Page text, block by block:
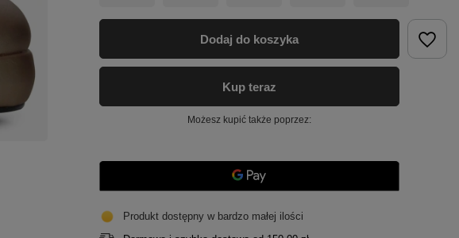
Dodaj do koszyka
Kup teraz
Możesz kupić także poprzez:
Produkt dostępny w bardzo małej ilości